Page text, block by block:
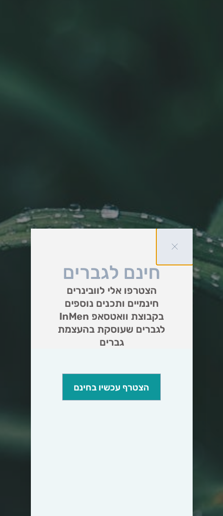
חינם לגברים
הצטרפו אלי לוובינרים
חינמיים ותכנים נוספים
בקבוצת וואטסאפ InMen
לגברים שעוסקת בהעצמת
גברים
הצטרף עכשיו בחינם